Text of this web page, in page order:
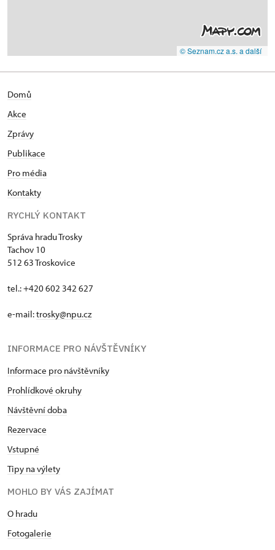
© Seznam.cz a.s. a další
Domů
Akce
Zprávy
Publikace
Pro média
Kontakty
RYCHLÝ KONTAKT
Správa hradu Trosky
Tachov 10
512 63 Troskovice
tel.: +420 602 342 627
e-mail:trosky@npu.cz
INFORMACE PRO NÁVŠTĚVNÍKY
Informace pro návštěvníky
Prohlídkové okruhy
Návštěvní doba
Rezervace
Vstupné
Tipy na výlety
MOHLO BY VÁS ZAJÍMAT
O hradu
Fotogalerie